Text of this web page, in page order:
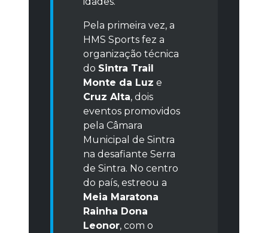
Pela primeira vez, a
HMS Sports fez a
organização técnica
do Sintra Trail
Monte da Luz e
Cruz Alta, dois
eventos promovidos
pela Câmara
Municipal de Sintra
na desafiante Serra
de Sintra. No centro
do país, estreou a
Meia Maratona
Rainha Dona
Leonor, com o